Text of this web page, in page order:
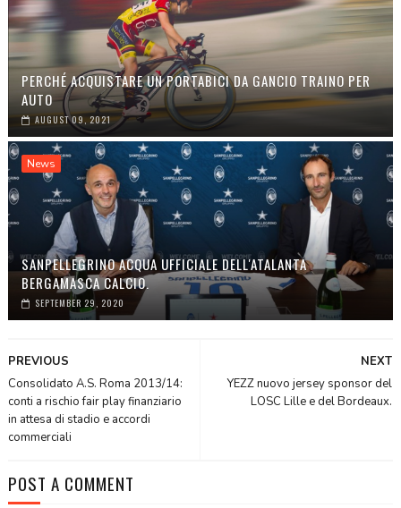
PERCHÉ ACQUISTARE UN PORTABICI DA GANCIO TRAINO PER
AUTO
AUGUST 09, 2021
News
SANPELLEGRINO ACQUA UFFICIALE DELL'ATALANTA
BERGAMASCA CALCIO.
SEPTEMBER 29, 2020
NEXT
YEZZ nuovo jersey sponsor del
LOSC Lille e del Bordeaux.
PREVIOUS
Consolidato A.S. Roma 2013/14:
conti a rischio fair play finanziario
in attesa di stadio e accordi
commerciali
POST A COMMENT